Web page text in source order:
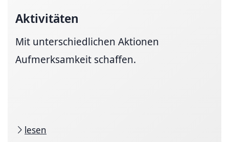
Aktivitäten
Mit unterschiedlichen Aktionen
Aufmerksamkeit schaffen.
lesen